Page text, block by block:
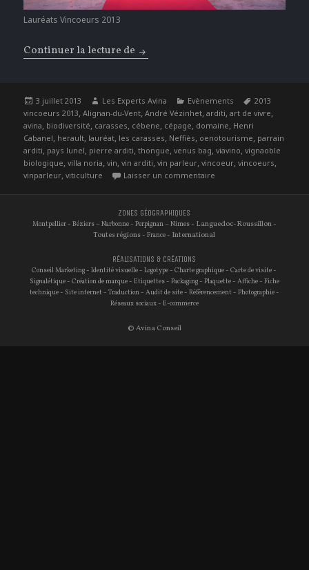
Lauréats Vincoeurs 2013
Continuer la lecture de Rendre hommage à la Viticulture
Publié
le
3 juillet 2013 Auteur
Les Experts Avina Catégories
Evènements Étiquettes
2013
vincoeurs 2013,Alignan-du-Vent,André Vézinhet,arditi,art de vivre,
avina, biodiversité, carasses, cébene, cépage, domaine, Henri
Cabanel, herault, lauréat, les carasses, Neffiès, oenotourisme, parrain
arditi, pays lunel, pierre arditi,thongue,venus bag,viavino,vignaoble
biologique,villa noria,vin,vin arditi,vin parleur,vincoeur,vincoeurs,
vinparleur,viticulture Laisser un commentaire
ZONES GÉOGRAPHIQUES
Montpellier - Béziers –Narbonne - Perpignan –Nimes - Languedoc-Roussillon -
Toutes régions -France - International
RÉALISATIONS & CRÉATIONS
Conseil Marketing -Identité visuelle -Logotype -Charte graphique -Carte de visite -
Signalétique - Création de marque - Etiquettes - Packaging - Plaquette - Affiche - Fiche
technique - Site internet - Traduction - Audit de site - Référencement - Photographie -
Réseaux sociaux - E-commerce
© Avina Conseil